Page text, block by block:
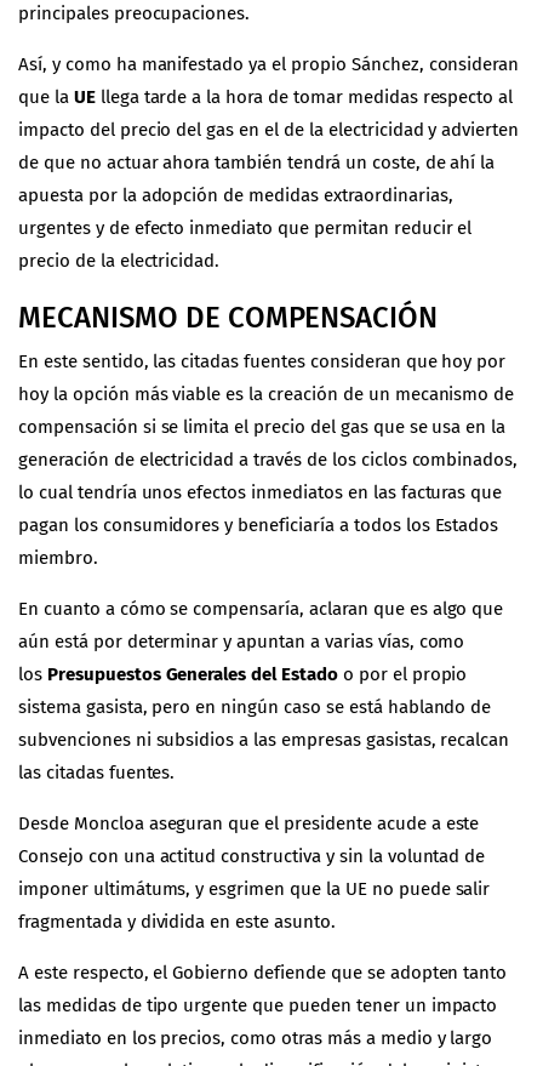
principales preocupaciones.
Así, y como ha manifestado ya el propio Sánchez, consideran
que la UEllega tarde a la hora de tomar medidas respecto al
impacto del precio del gas en el de la electricidad y advierten
de que no actuar ahora también tendrá un coste, de ahí la
apuesta por la adopción de medidas extraordinarias,
urgentes y de efecto inmediato que permitan reducir el
precio de la electricidad.
MECANISMO DE COMPENSACIÓN
En este sentido, las citadas fuentes consideran que hoy por
hoy la opción más viable es la creación de un mecanismo de
compensación si se limita el precio del gas que se usa en la
generación de electricidad a través de los ciclos combinados,
lo cual tendría unos efectos inmediatos en las facturas que
pagan los consumidores y beneficiaría a todos los Estados
miembro.
En cuanto a cómo se compensaría, aclaran que es algo que
aún está por determinar y apuntan a varias vías, como
los Presupuestos Generales del Estadoo por el propio
sistema gasista, pero en ningún caso se está hablando de
subvenciones ni subsidios a las empresas gasistas, recalcan
las citadas fuentes.
Desde Moncloa aseguran que el presidente acude a este
Consejo con una actitud constructiva y sin la voluntad de
imponer ultimátums, y esgrimen que la UE no puede salir
fragmentada y dividida en este asunto.
A este respecto, el Gobierno defiende que se adopten tanto
las medidas de tipo urgente que pueden tener un impacto
inmediato en los precios, como otras más a medio y largo